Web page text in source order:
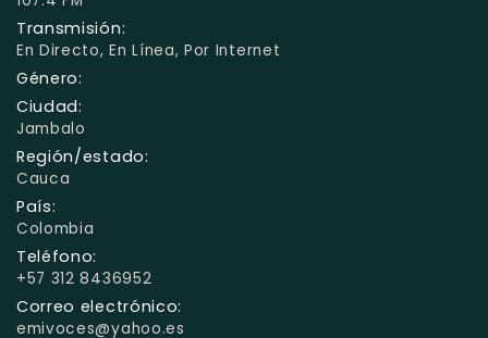
Transmisión:
En Directo, En Línea, Por Internet
Género:
Ciudad:
Jambalo
Región/estado:
Cauca
País:
Colombia
Teléfono:
+57 312 8436952
Correo electrónico:
emivoces@yahoo.es